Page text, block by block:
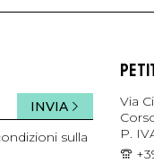
sulla
INVIA
Via
P.